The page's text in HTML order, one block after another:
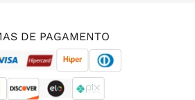
DE PAGAMENTO